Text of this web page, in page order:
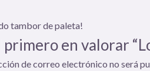
tambor de paleta!
primero en valorar
de correo electrónico no será